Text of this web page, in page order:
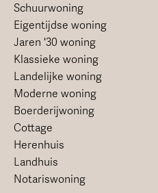
Schuurwoning
Eigentijdse woning
Jaren '30 woning
Klassieke woning
Landelijke woning
Moderne woning
Boerderijwoning
Cottage
Herenhuis
Landhuis
Notariswoning